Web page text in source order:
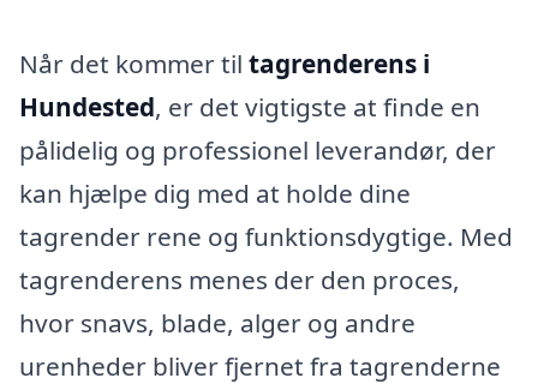
Når det kommer til tagrenderens i
Hundested, er det vigtigste at finde en
pålidelig og professionel leverandør, der
kan hjælpe dig med at holde dine
tagrender rene og funktionsdygtige. Med
tagrenderens menes der den proces,
hvor snavs, blade, alger og andre
urenheder bliver fjernet fra tagrenderne